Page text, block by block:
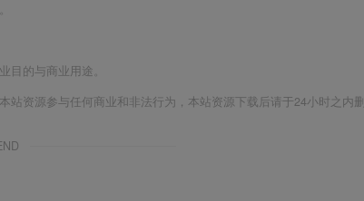
的与商业用途。
资源参与任何商业和非法行为，本站资源下载后请于24小时之内删